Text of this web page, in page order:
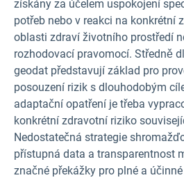
získány za účelem uspokojení
potřeb nebo v reakci na konkrétní
oblasti zdraví životního prostředí
rozhodovací pravomocí. Středně
geodat představují základ pro
posouzení rizik s dlouhodobým
adaptační opatření je třeba
konkrétní zdravotní riziko
Nedostatečná strategie
přístupná data a transparentnost
značné překážky pro plné a